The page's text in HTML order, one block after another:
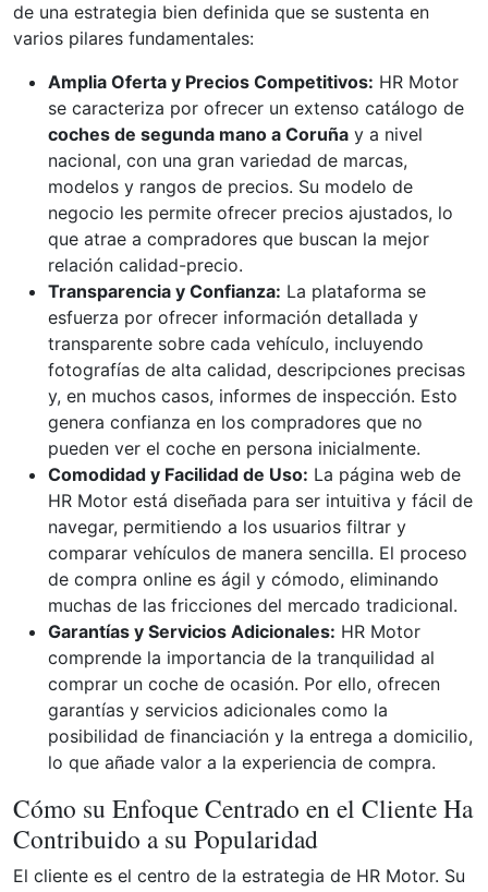
de una estrategia bien definida que se sustenta en
varios pilares fundamentales:
Amplia Oferta y Precios Competitivos: HR Motor
se caracteriza por ofrecer un extenso catálogo de
coches de segunda mano a Coruña y a nivel
nacional, con una gran variedad de marcas,
modelos y rangos de precios. Su modelo de
negocio les permite ofrecer precios ajustados, lo
que atrae a compradores que buscan la mejor
relación calidad-precio.
Transparencia y Confianza: La plataforma se
esfuerza por ofrecer información detallada y
transparente sobre cada vehículo, incluyendo
fotografías de alta calidad, descripciones precisas
y, en muchos casos, informes de inspección. Esto
genera confianza en los compradores que no
pueden ver el coche en persona inicialmente.
Comodidad y Facilidad de Uso: La página web de
HR Motor está diseñada para ser intuitiva y fácil de
navegar, permitiendo a los usuarios filtrar y
comparar vehículos de manera sencilla. El proceso
de compra online es ágil y cómodo, eliminando
muchas de las fricciones del mercado tradicional.
Garantías y Servicios Adicionales: HR Motor
comprende la importancia de la tranquilidad al
comprar un coche de ocasión. Por ello, ofrecen
garantías y servicios adicionales como la
posibilidad de financiación y la entrega a domicilio,
lo que añade valor a la experiencia de compra.
Cómo su Enfoque Centrado en el Cliente Ha
Contribuido a su Popularidad
El cliente es el centro de la estrategia de HR Motor. Su